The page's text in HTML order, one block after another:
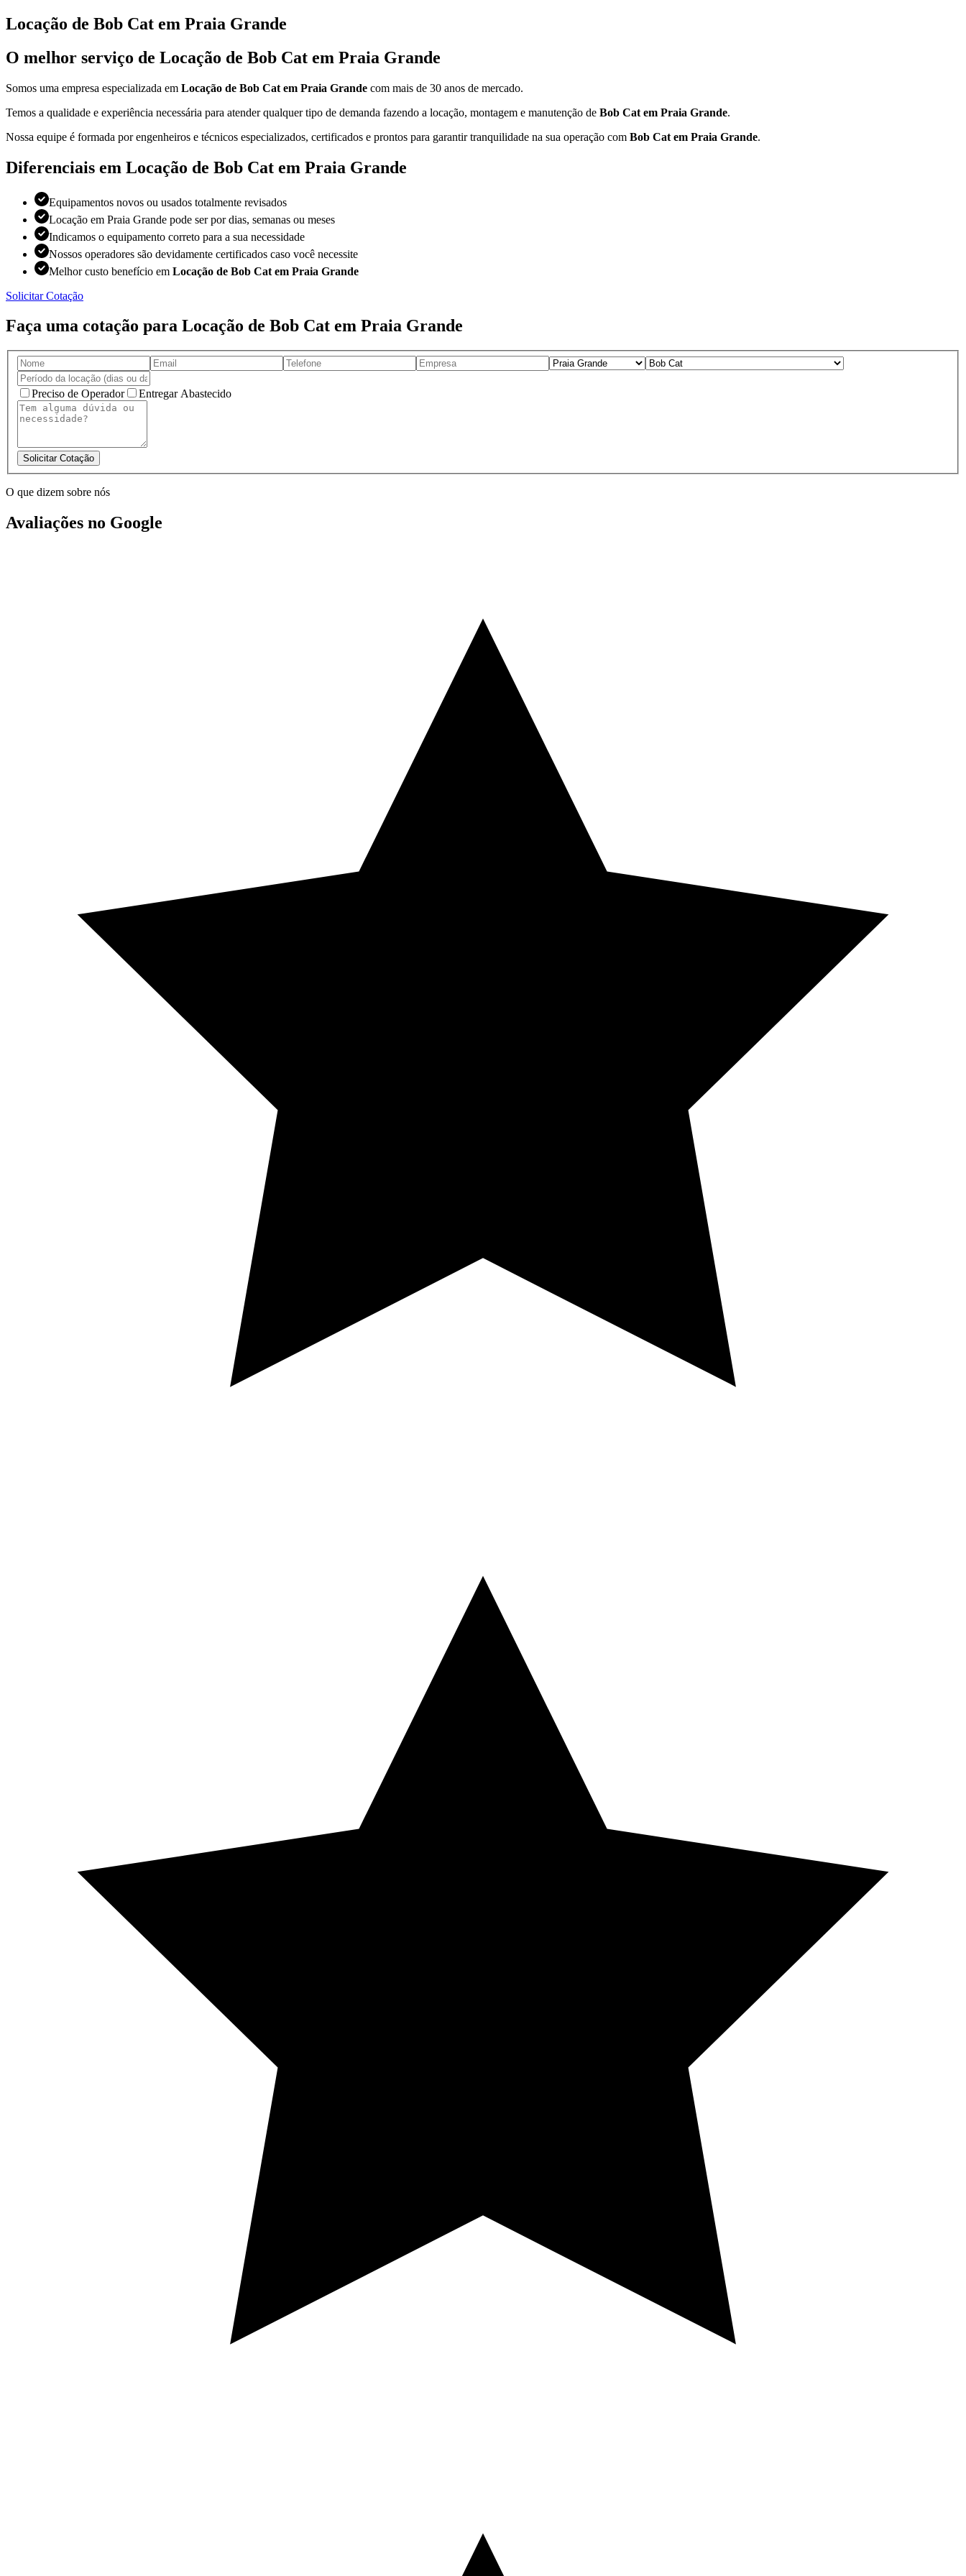
Locação de Bob Cat em Praia Grande
O melhor serviço de Locação de Bob Cat em Praia Grande
Somos uma empresa especializada em Locação de Bob Cat em Praia Grande com mais de 30 anos de mercado.
Temos a qualidade e experiência necessária para atender qualquer tipo de demanda fazendo a locação, montagem e manutenção de Bob Cat em Praia Grande.
Nossa equipe é formada por engenheiros e técnicos especializados, certificados e prontos para garantir tranquilidade na sua operação com Bob Cat em Praia Grande.
Diferenciais em Locação de Bob Cat em Praia Grande
Equipamentos novos ou usados totalmente revisados
Locação em Praia Grande pode ser por dias, semanas ou meses
Indicamos o equipamento correto para a sua necessidade
Nossos operadores são devidamente certificados caso você necessite
Melhor custo benefício em Locação de Bob Cat em Praia Grande
Solicitar Cotação
Faça uma cotação para Locação de Bob Cat em Praia Grande
Preciso de Operador Entregar Abastecido
Solicitar Cotação
O que dizem sobre nós
Avaliações no Google